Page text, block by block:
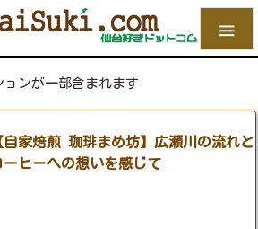

ンが一部含まれます
自家焙煎 珈琲まめ坊】広瀬川の流れと
ーヒーへの想いを感じて